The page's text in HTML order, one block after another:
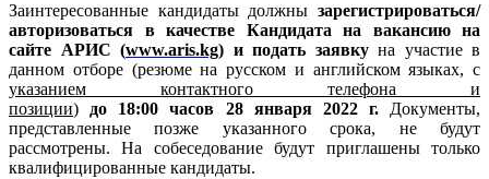
Заинтересованные кандидаты должны зарегистрироваться/
авторизоваться в качестве Кандидата на вакансию на
сайте АРИС (www.aris.kg) и подать заявкуна участие в
данном отборе (резюме на русском и английском языках, с
указанием контактного телефона и
позиции) до 18:00 часов 28 января 2022 г. Документы,
представленные позже указанного срока, не будут
рассмотрены. На собеседование будут приглашены только
квалифицированные кандидаты.